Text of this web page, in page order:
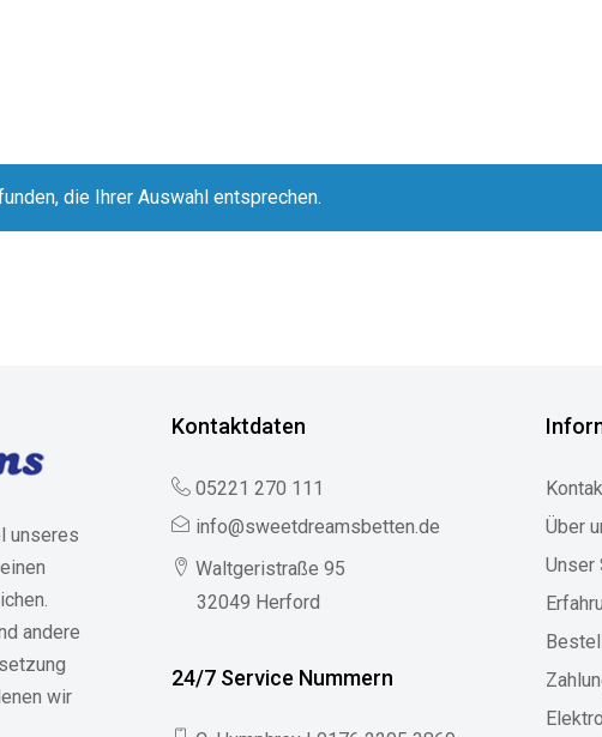
die Ihrer Auswahl entsprechen.
unseres
andere
wir
Kontaktdaten
05221 270 111
info@sweetdreamsbetten.de
Waltgeristraße 95
32049 Herford
24/7 Service Nummern
Über
Unser